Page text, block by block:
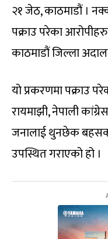
२१ जेठ, काठमाडौं ।
पक्राउ परेका
काठमाडौं जिल्ला
यो प्रकरणमा पक्राउ
रायमाझी, नेपाली
जनालाई थुनछेक
उपस्थित गराएको हो ।